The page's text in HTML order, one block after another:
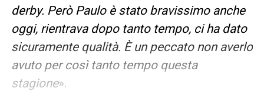
derby. Però Paulo è stato bravissimo anche
oggi, rientrava dopo tanto tempo, ci ha dato
sicuramente qualità. È un peccato non averlo
avuto per così tanto tempo questa
stagione».